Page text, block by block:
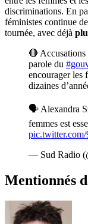
discriminations. En
féministes continue
tournée, avec déjà
🔴
parole du
encourager les
dizaines
🗣️ Alexandra
femmes est
— Sud Radio
Mentionnés